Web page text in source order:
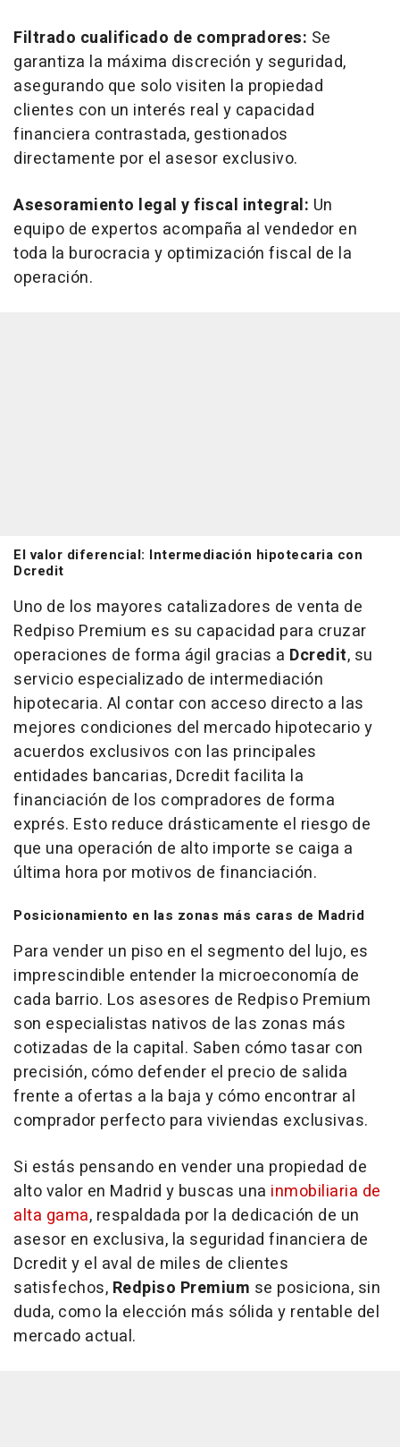
Filtrado cualificado de compradores: Se
garantiza la máxima discreción y seguridad,
asegurando que solo visiten la propiedad
clientes con un interés real y capacidad
financiera contrastada, gestionados
directamente por el asesor exclusivo.
Asesoramiento legal y fiscal integral: Un
equipo de expertos acompaña al vendedor en
toda la burocracia y optimización fiscal de la
operación.
El valor diferencial: Intermediación hipotecaria con
Dcredit
Uno de los mayores catalizadores de venta de
Redpiso Premium es su capacidad para cruzar
operaciones de forma ágil gracias a Dcredit, su
servicio especializado de intermediación
hipotecaria. Al contar con acceso directo a las
mejores condiciones del mercado hipotecario y
acuerdos exclusivos con las principales
entidades bancarias, Dcredit facilita la
financiación de los compradores de forma
exprés. Esto reduce drásticamente el riesgo de
que una operación de alto importe se caiga a
última hora por motivos de financiación.
Posicionamiento en las zonas más caras de Madrid
Para vender un piso en el segmento del lujo, es
imprescindible entender la microeconomía de
cada barrio. Los asesores de Redpiso Premium
son especialistas nativos de las zonas más
cotizadas de la capital. Saben cómo tasar con
precisión, cómo defender el precio de salida
frente a ofertas a la baja y cómo encontrar al
comprador perfecto para viviendas exclusivas.
Si estás pensando en vender una propiedad de
alto valor en Madrid y buscas una inmobiliaria de
alta gama, respaldada por la dedicación de un
asesor en exclusiva, la seguridad financiera de
Dcredit y el aval de miles de clientes
satisfechos, Redpiso Premium se posiciona, sin
duda, como la elección más sólida y rentable del
mercado actual.